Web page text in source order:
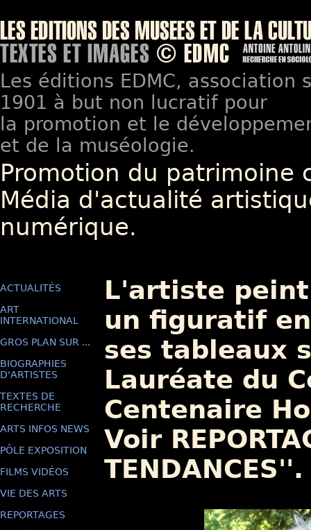
Les éditions EDMC, association
1901 à but non lucratif pour
la promotion et le
et de la muséologie.
Promotion du patrimoine
Média d'actualité
numérique.
ACTUALITÉS
ART
INTERNATIONAL
GROS PLAN SUR ...
BIOGRAPHIES
D'ARTISTES
TEXTES DE
RECHERCHE
ARTS INFOS NEWS
PÔLE EXPOSITION
FILMS VIDÉOS
VIE DES ARTS
REPORTAGES
L'artiste
un figuratif
ses tableaux
Lauréate du
Centenaire
Voir
TENDANCES''.